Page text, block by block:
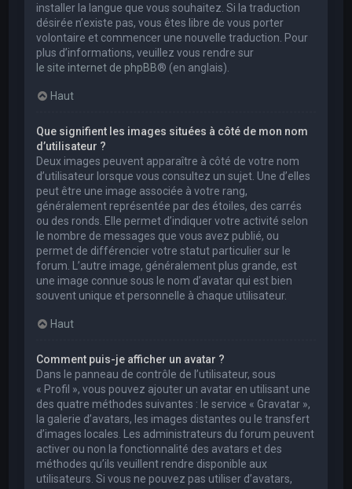
installer la langue que vous souhaitez. Si la traduction
désirée n’existe pas, vous êtes libre de vous porter
volontaire et commencer une nouvelle traduction. Pour
plus d’informations, veuillez vous rendre sur
le site internet de phpBB® (en anglais).
Haut
Que signifient les images situées à côté de mon nom
d’utilisateur ?
Deux images peuvent apparaître à côté de votre nom
d’utilisateur lorsque vous consultez un sujet. Une d’elles
peut être une image associée à votre rang,
généralement représentée par des étoiles, des carrés
ou des ronds. Elle permet d’indiquer votre activité selon
le nombre de messages que vous avez publié, ou
permet de différencier votre statut particulier sur le
forum. L’autre image, généralement plus grande, est
une image connue sous le nom d’avatar qui est bien
souvent unique et personnelle à chaque utilisateur.
Haut
Comment puis-je afficher un avatar ?
Dans le panneau de contrôle de l’utilisateur, sous
« Profil », vous pouvez ajouter un avatar en utilisant une
des quatre méthodes suivantes : le service « Gravatar »,
la galerie d’avatars, les images distantes ou le transfert
d’images locales. Les administrateurs du forum peuvent
activer ou non la fonctionnalité des avatars et des
méthodes qu’ils veuillent rendre disponible aux
utilisateurs. Si vous ne pouvez pas utiliser d’avatars,